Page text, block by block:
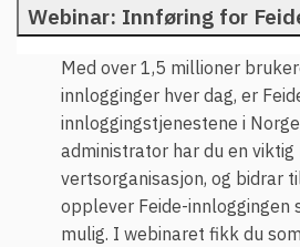
Webinar: Innføring for
Med over 1,5 millioner
innlogginger hver dag, er
innloggingstjenestene i
administrator har du en viktig
vertsorganisasjon, og bidrar
opplever Feide-innloggingen
mulig. I webinaret fikk du